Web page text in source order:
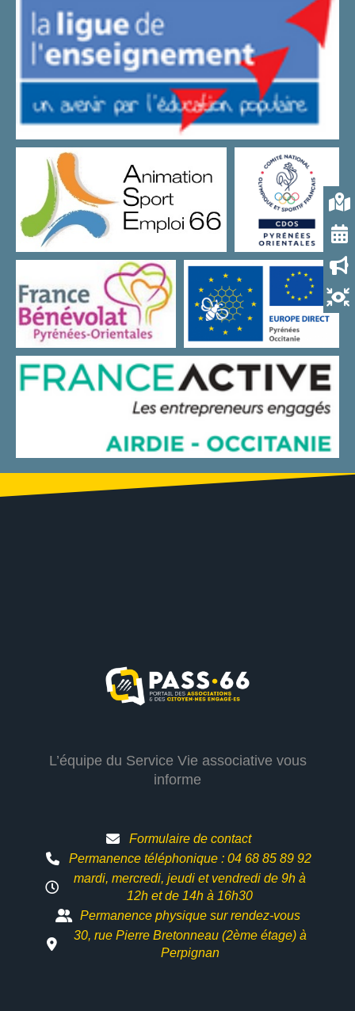
L’équipe du Service Vie associative vous
informe
Formulaire de contact
Permanence téléphonique : 04 68 85 89 92
mardi, mercredi, jeudi et vendredi de 9h à
12h etde 14h à 16h30
Permanence physique sur rendez-vous
30, rue Pierre Bretonneau (2ème étage) à
Perpignan